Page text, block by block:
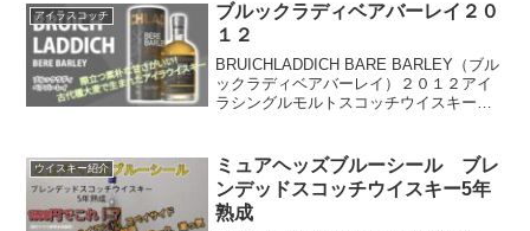
アイラスコッチ
ブルックラディベアバーレイ２０
１２
BRUICHLADDICH BARE BARLEY（ブル
ックラディベアバーレイ）２０１２アイ
ラシングルモルトスコッチウイスキース
11000円近辺こんな干草あったら...
ウイスキー紹介
ミュアヘッズブルーシール ブレ
ンデッドスコッチウイスキー5年
熟成